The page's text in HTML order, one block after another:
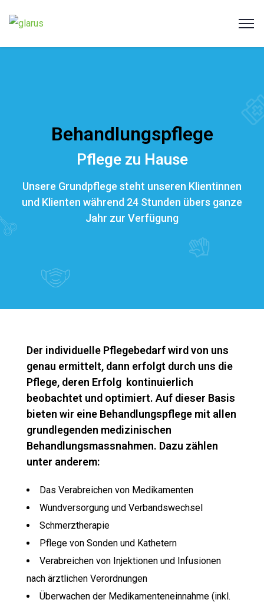
Behandlungspflege
Pflege zu Hause
Unsere Grundpflege steht unseren Klientinnen
und Klienten während 24 Stunden übers ganze
Jahr zur Verfügung
Der individuelle Pflegebedarf wird von uns
genau ermittelt, dann erfolgt durch uns die
Pflege, deren Erfolg kontinuierlich
beobachtet und optimiert. Auf dieser Basis
bieten wir eine Behandlungspflege mit allen
grundlegenden medizinischen
Behandlungsmassnahmen. Dazu zählen
unter anderem:
Das Verabreichen von Medikamenten
Wundversorgung und Verbandswechsel
Schmerztherapie
Pflege von Sonden und Kathetern
Verabreichen von Injektionen und Infusionen
nach ärztlichen Verordnungen
Überwachen der Medikamenteneinnahme (inkl.